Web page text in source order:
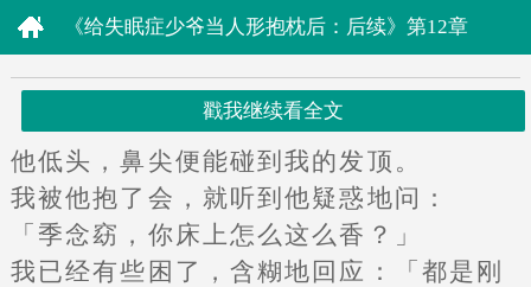
《给失眠症少爷当人形抱枕后：后续》第12章
戳我继续看全文
他低头，鼻尖便能碰到我的发顶。
我被他抱了会，就听到他疑惑地问：
「季念窈，你床上怎么这么香？」
我已经有些困了，含糊地回应：「都是刚